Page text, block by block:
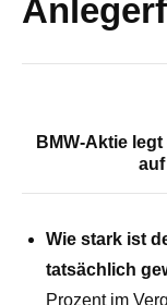
BMW-Aktie
Wie stark ist
tatsächlich
Prozent im